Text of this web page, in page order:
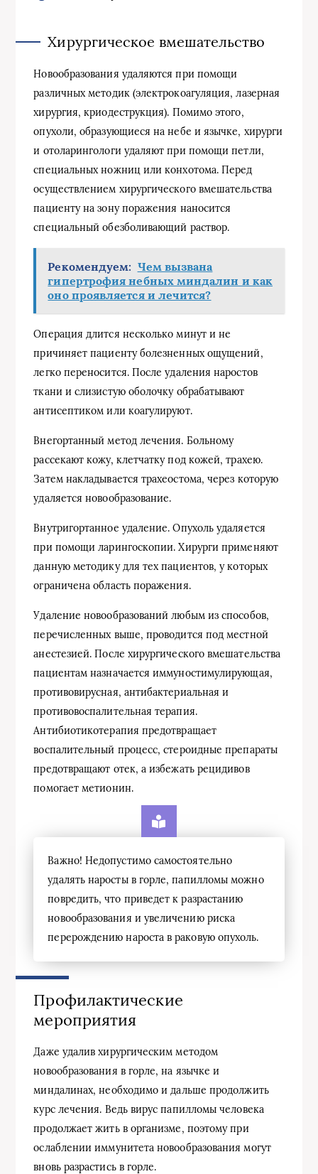
Хирургическое вмешательство
Новообразования удаляются при помощи
различных методик (электрокоагуляция, лазерная
хирургия, криодеструкция). Помимо этого,
опухоли, образующиеся на небе и язычке, хирурги
и отоларингологи удаляют при помощи петли,
специальных ножниц или конхотома. Перед
осуществлением хирургического вмешательства
пациенту на зону поражения наносится
специальный обезболивающий раствор.
Рекомендуем: Чем вызвана
гипертрофия небных миндалин и как
оно проявляется и лечится?
Операция длится несколько минут и не
причиняет пациенту болезненных ощущений,
легко переносится. После удаления наростов
ткани и слизистую оболочку обрабатывают
антисептиком или коагулируют.
Внегортанный метод лечения. Больному
рассекают кожу, клетчатку под кожей, трахею.
Затем накладывается трахеостома, через которую
удаляется новообразование.
Внутригортанное удаление. Опухоль удаляется
при помощи ларингоскопии. Хирурги применяют
данную методику для тех пациентов, у которых
ограничена область поражения.
Удаление новообразований любым из способов,
перечисленных выше, проводится под местной
анестезией. После хирургического вмешательства
пациентам назначается иммуностимулирующая,
противовирусная, антибактериальная и
противовоспалительная терапия.
Антибиотикотерапия предотвращает
воспалительный процесс, стероидные препараты
предотвращают отек, а избежать рецидивов
помогает метионин.
Важно! Недопустимо самостоятельно
удалять наросты в горле, папилломы можно
повредить, что приведет к разрастанию
новообразования и увеличению риска
перерождению нароста в раковую опухоль.
Профилактические
мероприятия
Даже удалив хирургическим методом
новообразования в горле, на язычке и
миндалинах, необходимо и дальше продолжить
курс лечения. Ведь вирус папилломы человека
продолжает жить в организме, поэтому при
ослаблении иммунитета новообразования могут
вновь разрастись в горле.